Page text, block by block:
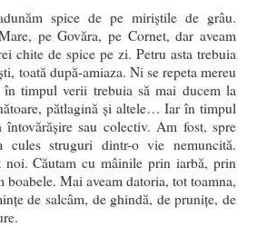
spice de pe miriștile de grâu.
pe Govăra, pe Cornet, dar aveam
chite de spice pe zi. Petru asta trebuia
toată după-amiaza. Ni se repeta mereu
timpul verii trebuia să mai ducem la
pătlagină și altele… Iar în timpul
sau colectiv. Am fost, spre
struguri dintr-o vie nemuncită.
Căutam cu mâinile prin iarbă, prin
Mai aveam datoria, tot toamna,
de salcâm, de ghindă, de prunițe, de